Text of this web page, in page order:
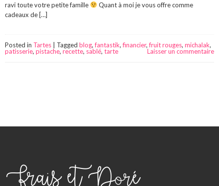
ravi toute votre petite famille
Quant à moi je vous offre comme
cadeaux de […]
Posted in Tartes Tagged blog,fantastik,financier,fruit rouges, michalak,
patisserie, pistache, recette, sablé, tarte Laisser un commentaire